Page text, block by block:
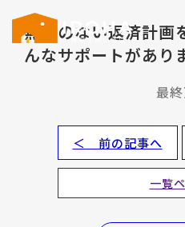
無理のない返済計画
んなサポートがあり
最
＜ 前の記事へ
一覧